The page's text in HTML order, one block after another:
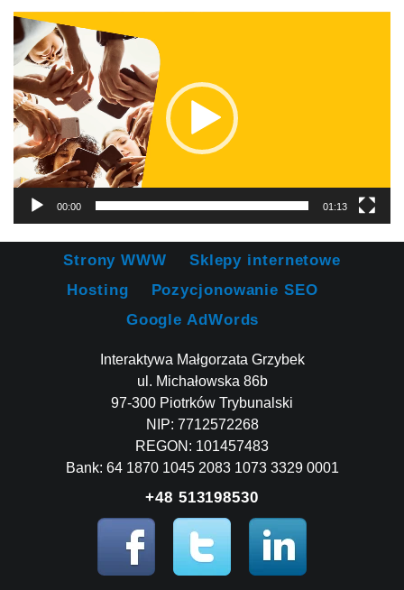
Odtwarzacz
video
00:00 01:13
Strony WWW
Sklepy internetowe
Hosting
Pozycjonowanie SEO
Google AdWords
Interaktywa Małgorzata Grzybek
ul. Michałowska 86b
97-300 Piotrków Trybunalski
NIP: 7712572268
REGON: 101457483
Bank: 64 1870 1045 2083 1073 3329 0001
+48 513198530